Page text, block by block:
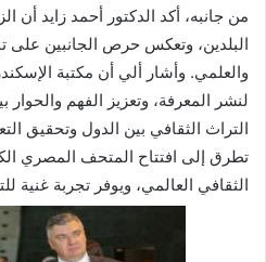
من جانبه، أكد الدكتور أحمد زايد أن
البلدين، وتعكس حرص الجانبين على
والعلمي. وأشار ألي أن مكتبة
لنشر المعرفة، وتعزيز الفهم
التراث الثقافي بين الدول وتحقيق
تطرق إلى افتتاح المتحف المصري
الثقافي العالمي، ويوفر تجربة غنية